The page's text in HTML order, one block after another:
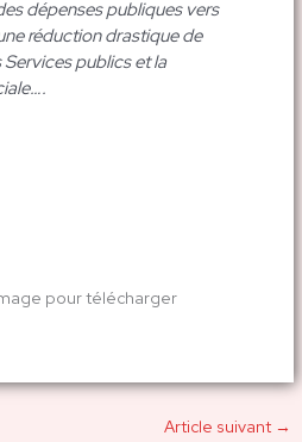
dépenses publiques vers
réduction drastique de
Services publics et la
pour télécharger
Article suivant →